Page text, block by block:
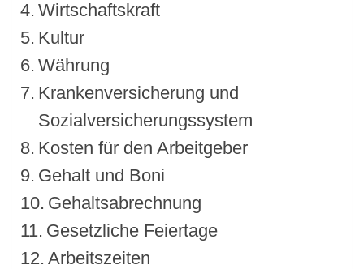
Wirtschaftskraft
Kultur
Währung
Krankenversicherung und
Sozialversicherungssystem
Kosten für den Arbeitgeber
Gehalt und Boni
Gehaltsabrechnung
Gesetzliche Feiertage
Arbeitszeiten